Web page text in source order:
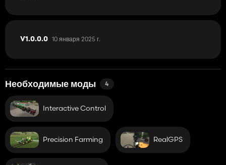
V1.0.0.0 10 января 2025 г.
Необходимые моды 4
Interactive Control
Precision Farming RealGPS